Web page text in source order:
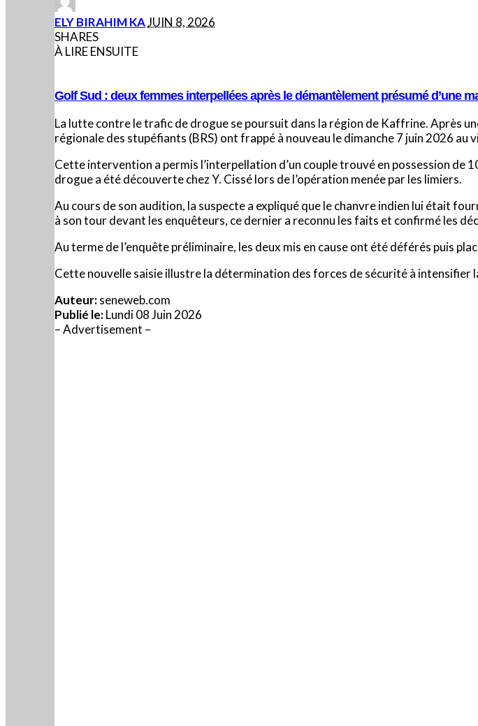
POSTED
BY
ELY BIRAHIM KAJUIN 8, 2026
SHARES
À LIRE ENSUITE
Golf Sud : deux femmes interpellées après le démantèlement présumé d’une
La lutte contre le trafic de drogue se poursuit dans la région de Kaffrine. Après
régionale des stupéfiants (BRS) ont frappé à nouveau le dimanche 7 juin 2026 au
Cette intervention a permis l’interpellation d’un couple trouvé en possession de
drogue a été découverte chez Y. Cissé lors de l’opération menée par les limiers.
Au cours de son audition, la suspecte a expliqué que le chanvre indien lui était
à son tour devant les enquêteurs, ce dernier a reconnu les faits et confirmé les
Au terme de l’enquête préliminaire, les deux mis en cause ont été déférés puis
Cette nouvelle saisie illustre la détermination des forces de sécurité à
Auteur:seneweb.com
Publié le:Lundi 08 Juin 2026
– Advertisement –